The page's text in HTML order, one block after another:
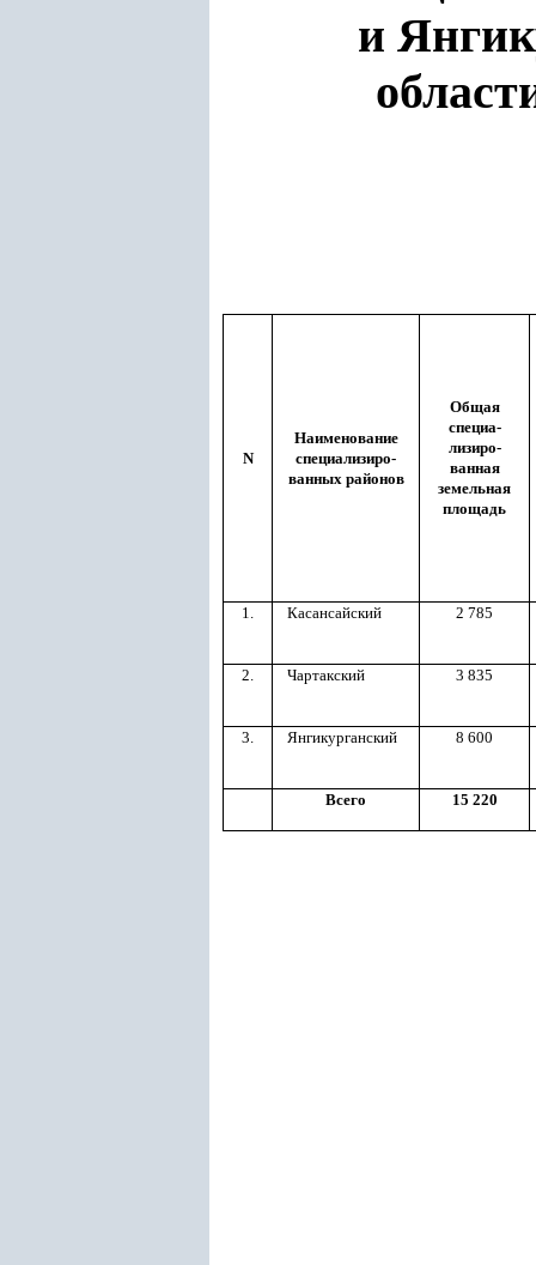
и
N
Наименование
специализиро-
ванных районов
Общая
специа-
лизиро-
ванная
земельная
площадь
1. Касансайский 2 785
2. Чартакский 3 835
3. Янгикурганский 8 600
Всего 15 220